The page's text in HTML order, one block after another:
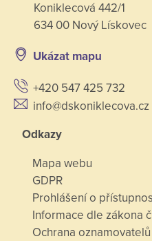
Koniklecová 442/1
634 00 Nový Lískovec
Ukázat mapu
+420 547 425 732
info@dskoniklecova.cz
Odkazy
Mapa webu
GDPR
Prohlášení o
Informace dle zákona
Ochrana oznamovatelů